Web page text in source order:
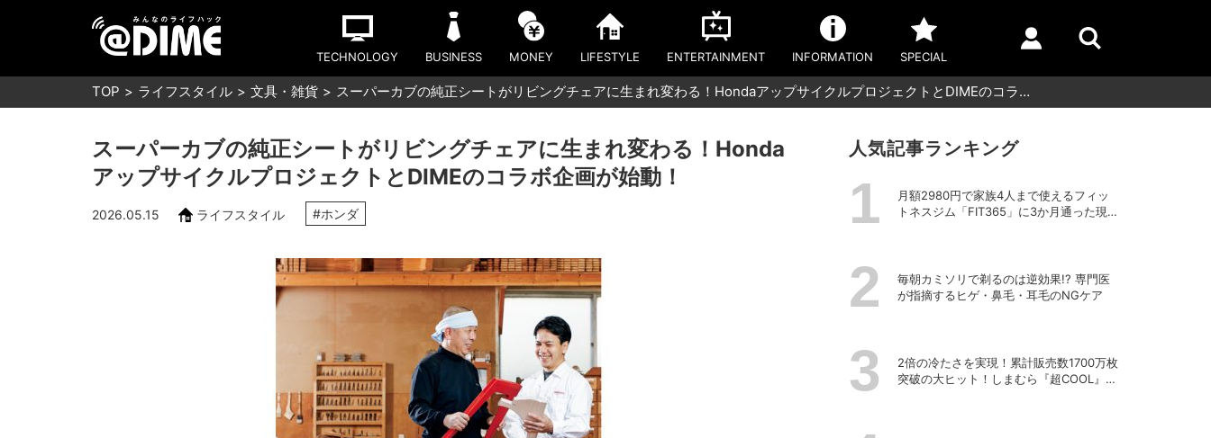
TECHNOLOGY BUSINESS MONEY LIFESTYLE ENTERTAINMENT INFORMATION SPECIAL
TOP ライフスタイル 文具・雑貨 スーパーカブの純正シートがリビングチェアに生まれ変わる！HondaアップサイクルプロジェクトとDIMEのコラ…
スーパーカブの純正シートがリビングチェアに生まれ変わる！Honda
アップサイクルプロジェクトとDIMEのコラボ企画が始動！
2026.05.15 ライフスタイル #ホンダ
人気記事ランキング
月額2980円で家族4人まで使えるフィッ
トネスジム「FIT365」に3か月通った現在
毎朝カミソリで剃るのは逆効果!? 専門医
が指摘するヒゲ・鼻毛・耳毛のNGケア
2倍の冷たさを実現！累計販売数1700万枚
突破の大ヒット！しまむら『超COOL』シ